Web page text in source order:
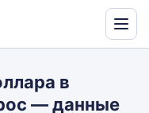
Translate
в
— данные